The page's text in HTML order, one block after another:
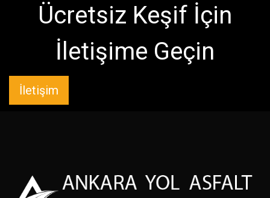
Ücretsiz Keşif İçin
İletişime Geçin
İletişim